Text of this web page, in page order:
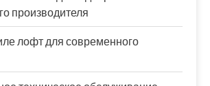
производителя
лофт для современного